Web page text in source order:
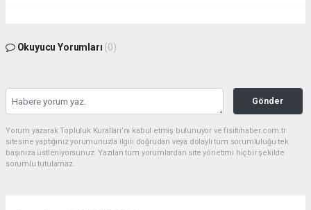
Okuyucu Yorumları (0)
Gönder
Yorum yazarak Topluluk Kuralları’nı kabul etmiş bulunuyor ve fisiltihaber.com.tr
sitesine yaptığınız yorumunuzla ilgili doğrudan veya dolaylı tüm sorumluluğu tek
başınıza üstleniyorsunuz. Yazılan tüm yorumlardan site yönetimi hiçbir şekilde
sorumlu tutulamaz.